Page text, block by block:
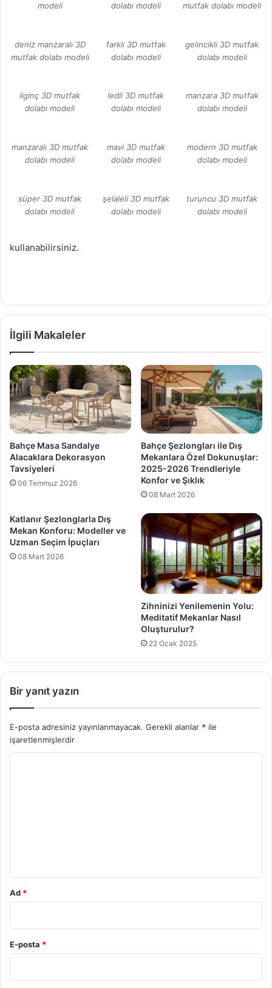
modeli
dolabı modeli
mutfak dolabı modeli
deniz manzaralı 3D
mutfak dolabı modeli
farklı 3D mutfak
dolabı modeli
gelincikli 3D mutfak
dolabı modeli
ilginç 3D mutfak
dolabı modeli
ledli 3D mutfak
dolabı modeli
manzara 3D mutfak
dolabı modeli
manzaralı 3D mutfak
dolabı modeli
mavi 3D mutfak
dolabı modeli
modern 3D mutfak
dolabı modeli
süper 3D mutfak
dolabı modeli
şelaleli 3D mutfak
dolabı modeli
turuncu 3D mutfak
dolabı modeli
kullanabilirsiniz.
İlgili Makaleler
Bahçe Masa Sandalye
Alacaklara Dekorasyon
Tavsiyeleri
06 Temmuz 2026
Bahçe Şezlongları ile Dış
Mekanlara Özel Dokunuşlar:
2025-2026 Trendleriyle
Konfor ve Şıklık
08 Mart 2026
Katlanır Şezlonglarla Dış
Mekan Konforu: Modeller ve
Uzman Seçim İpuçları
08 Mart 2026
Zihninizi Yenilemenin Yolu:
Meditatif Mekanlar Nasıl
Oluşturulur?
22 Ocak 2025
Bir yanıt yazın
E-posta adresiniz yayınlanmayacak. Gerekli alanlar * ile
işaretlenmişlerdir
Ad *
E-posta *